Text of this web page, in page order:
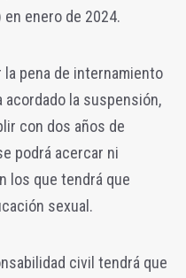
enero de 2024.
pena de internamiento
la suspensión,
con dos años de
podrá acercar ni
los que tendrá que
sexual.
civil tendrá que